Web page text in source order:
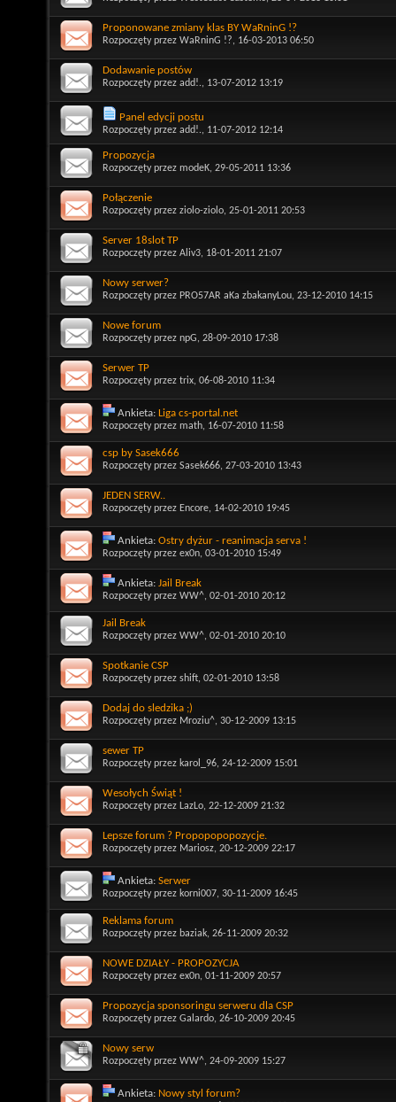
Proponowane zmiany klas BY WaRninG !?
Rozpoczęty przez WaRninG !?, 16-03-2013 06:50
Dodawanie postów
Rozpoczęty przez add!., 13-07-2012 13:19
Panel edycji postu
Rozpoczęty przez add!., 11-07-2012 12:14
Propozycja
Rozpoczęty przez modeK, 29-05-2011 13:36
Połączenie
Rozpoczęty przez ziolo-ziolo, 25-01-2011 20:53
Server 18slot TP
Rozpoczęty przez Aliv3, 18-01-2011 21:07
Nowy serwer?
Rozpoczęty przez PRO57AR aKa zbakanyLou, 23-12-2010 14:15
Nowe forum
Rozpoczęty przez npG, 28-09-2010 17:38
Serwer TP
Rozpoczęty przez trix, 06-08-2010 11:34
Ankieta: Liga cs-portal.net
Rozpoczęty przez math, 16-07-2010 11:58
csp by Sasek666
Rozpoczęty przez Sasek666, 27-03-2010 13:43
JEDEN SERW..
Rozpoczęty przez Encore, 14-02-2010 19:45
Ankieta: Ostry dyżur - reanimacja serva !
Rozpoczęty przez ex0n, 03-01-2010 15:49
Ankieta: Jail Break
Rozpoczęty przez WW^, 02-01-2010 20:12
Jail Break
Rozpoczęty przez WW^, 02-01-2010 20:10
Spotkanie CSP
Rozpoczęty przez shift, 02-01-2010 13:58
Dodaj do sledzika ;)
Rozpoczęty przez Mroziu^, 30-12-2009 13:15
sewer TP
Rozpoczęty przez karol_96, 24-12-2009 15:01
Wesołych Świąt !
Rozpoczęty przez LazLo, 22-12-2009 21:32
Lepsze forum ? Propopopopozycje.
Rozpoczęty przez Mariosz, 20-12-2009 22:17
Ankieta: Serwer
Rozpoczęty przez korni007, 30-11-2009 16:45
Reklama forum
Rozpoczęty przez baziak, 26-11-2009 20:32
NOWE DZIAŁY - PROPOZYCJA
Rozpoczęty przez ex0n, 01-11-2009 20:57
Propozycja sponsoringu serweru dla CSP
Rozpoczęty przez Galardo, 26-10-2009 20:45
Nowy serw
Rozpoczęty przez WW^, 24-09-2009 15:27
Ankieta: Nowy styl forum?